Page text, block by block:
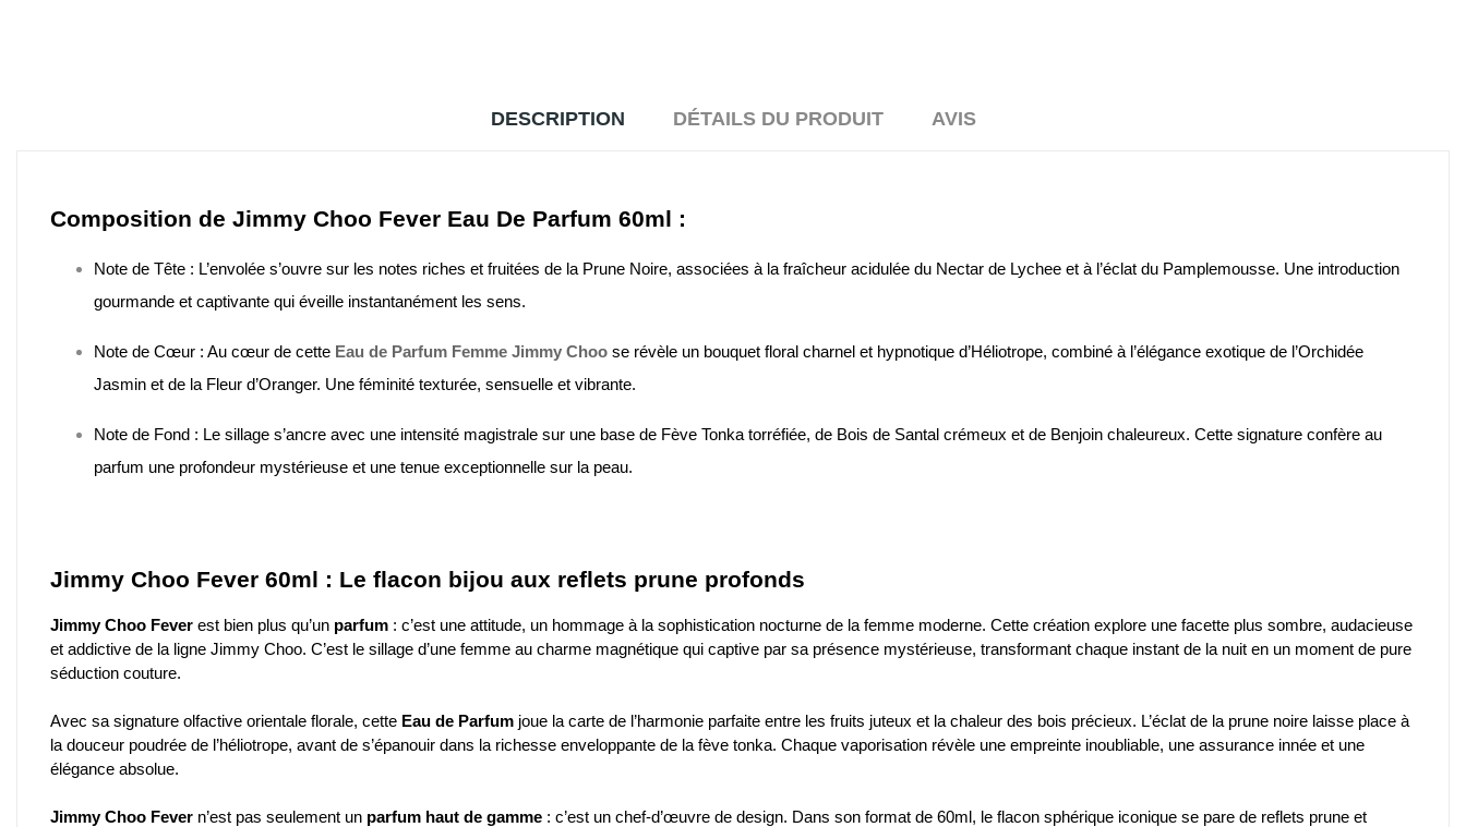
DESCRIPTION DÉTAILS DU PRODUIT AVIS
Composition de Jimmy Choo Fever Eau De Parfum 60ml :
Note de Tête : L’envolée s’ouvre sur les notes riches et fruitées de la Prune Noire, associées à la fraîcheur acidulée du Nectar de Lychee et à l’éclat du Pamplemousse. Une introduction
gourmande et captivante qui éveille instantanément les sens.
Note de Cœur : Au cœur de cette Eau de Parfum Femme Jimmy Choo se révèle un bouquet floral charnel et hypnotique d’Héliotrope, combiné à l’élégance exotique de l’Orchidée
Jasmin et de la Fleur d’Oranger. Une féminité texturée, sensuelle et vibrante.
Note de Fond : Le sillage s’ancre avec une intensité magistrale sur une base de Fève Tonka torréfiée, de Bois de Santal crémeux et de Benjoin chaleureux. Cette signature confère au
parfum une profondeur mystérieuse et une tenue exceptionnelle sur la peau.
Jimmy Choo Fever 60ml : Le flacon bijou aux reflets prune profonds
Jimmy Choo Fever est bien plus qu’un parfum : c’est une attitude, un hommage à la sophistication nocturne de la femme moderne. Cette création explore une facette plus sombre, audacieuse
et addictive de la ligne Jimmy Choo. C’est le sillage d’une femme au charme magnétique qui captive par sa présence mystérieuse, transformant chaque instant de la nuit en un moment de pure
séduction couture.
Avec sa signature olfactive orientale florale, cette Eau de Parfum joue la carte de l’harmonie parfaite entre les fruits juteux et la chaleur des bois précieux. L’éclat de la prune noire laisse place à
la douceur poudrée de l’héliotrope, avant de s’épanouir dans la richesse enveloppante de la fève tonka. Chaque vaporisation révèle une empreinte inoubliable, une assurance innée et une
élégance absolue.
Jimmy Choo Fever n’est pas seulement un parfum haut de gamme : c’est un chef-d’œuvre de design. Dans son format de 60ml, le flacon sphérique iconique se pare de reflets prune et